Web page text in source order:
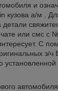
и
кузова а/м .
детали
или смс с
С
з/ч
автомобиля